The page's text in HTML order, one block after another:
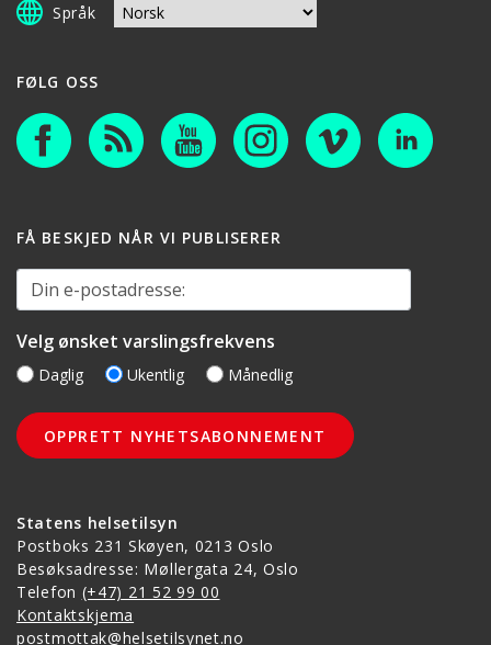
Språk
Statens helsetilsyn
Postboks 231 Skøyen, 0213 Oslo
Besøksadresse: Møllergata 24, Oslo
Telefon (+47) 21 52 99 00
Kontaktskjema
postmottak@helsetilsynet.no
FØLG OSS
FÅ BESKJED NÅR VI PUBLISERER
Din e-postadresse:
Velg ønsket varslingsfrekvens
Daglig Ukentlig Månedlig